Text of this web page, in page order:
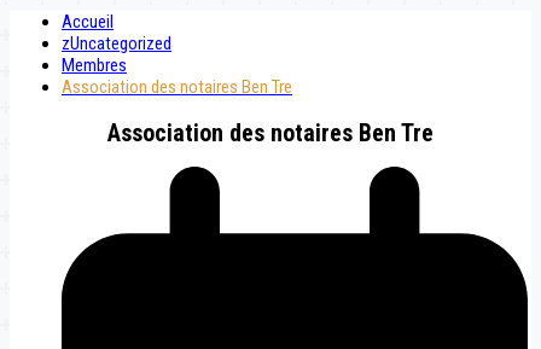
Accueil
zUncategorized
Membres
Association des notaires Ben Tre
Association des notaires Ben Tre